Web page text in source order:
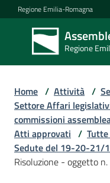
Vai al contenuto
Vai alla navigazione
Vai al footer
Regione Emilia-Romagna
Regione
Assemblea
legislativa
Regione Emilia-
Assemblea
Home / Attività /
Settore Affari
commissioni
Atti approvati /
Sedute del 19-20-21/
Risoluzione - oggetto